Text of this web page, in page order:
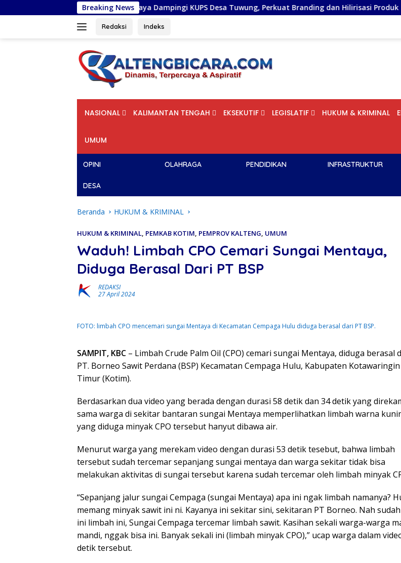
ke
Breaking News
Palangka Raya Dampingi KUPS Desa Tuwung, Perkuat Branding dan Hilirisasi Produk Pelantikan
Redaksi Indeks
NASIONAL KALIMANTAN TENGAH EKSEKUTIF LEGISLATIF HUKUM & KRIMINAL
UMUM
OPINI OLAHRAGA PENDIDIKAN INFRASTRUKTUR
DESA
Beranda HUKUM & KRIMINAL
HUKUM & KRIMINAL, PEMKAB KOTIM, PEMPROV KALTENG, UMUM
Waduh! Limbah CPO Cemari Sungai Mentaya,
Diduga Berasal Dari PT BSP
REDAKSI
27 April 2024
FOTO: limbah CPO mencemari sungai Mentaya di Kecamatan Cempaga Hulu diduga berasal dari PT BSP.
SAMPIT, KBC – Limbah Crude Palm Oil (CPO) cemari sungai Mentaya, diduga berasal
PT. Borneo Sawit Perdana (BSP) Kecamatan Cempaga Hulu, Kabupaten Kotawaringin
Timur (Kotim).
Berdasarkan dua video yang berada dengan durasi 58 detik dan 34 detik yang
sama warga di sekitar bantaran sungai Mentaya memperlihatkan limbah warna
yang diduga minyak CPO tersebut hanyut dibawa air.
Menurut warga yang merekam video dengan durasi 53 detik tesebut, bahwa limbah
tersebut sudah tercemar sepanjang sungai mentaya dan warga sekitar tidak bisa
melakukan aktivitas di sungai tersebut karena sudah tercemar oleh limbah minyak
“Sepanjang jalur sungai Cempaga (sungai Mentaya) apa ini ngak limbah namanya?
memang minyak sawit ini ni. Kayanya ini sekitar sini, sekitaran PT Borneo. Nah
ini limbah ini, Sungai Cempaga tercemar limbah sawit. Kasihan sekali warga-warga
mandi, nggak bisa ini. Banyak sekali ini (limbah minyak CPO),” ucap warga dalam
detik tersebut.